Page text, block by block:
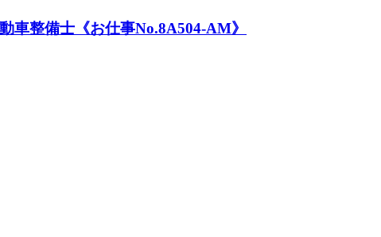
車整備士《お仕事No.8A504-AM》